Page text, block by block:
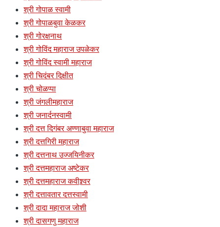
श्री गोपाळ स्वामी
श्री गोपाळबुवा केळकर
श्री गोरक्षनाथ
श्री गोविंद महाराज उपळेकर
श्री गोविंद स्वामी महाराज
श्री चिदंबर दिक्षीत
श्री चोळप्पा
श्री जंगलीमहाराज
श्री जनार्दनस्वामी
श्री दत्त दिगंबर अण्णाबुवा महाराज
श्री दत्तगिरी महाराज
श्री दत्तनाथ उज्जयिनीकर
श्री दत्तमहाराज अष्टेकर
श्री दत्तमहाराज कवीश्र्वर
श्री दत्तावतार दत्तस्वामी
श्री दादा महाराज जोशी
श्री दासगणु महाराज